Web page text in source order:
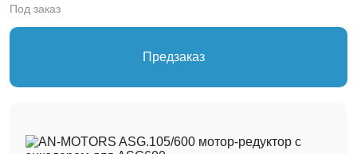
Под заказ
Предзаказ